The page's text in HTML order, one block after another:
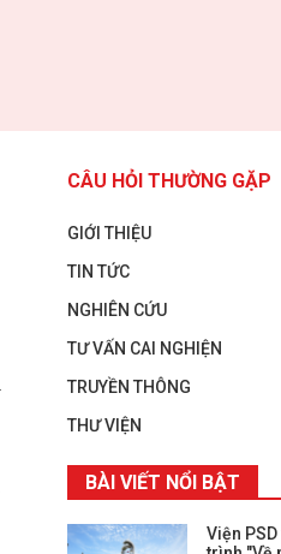
CÂU HỎI THƯỜNG GẶP
GIỚI THIỆU
TIN TỨC
NGHIÊN CỨU
TƯ VẤN CAI NGHIỆN
TRUYỀN THÔNG
THƯ VIỆN
BÀI VIẾT NỔI BẬT
Viện